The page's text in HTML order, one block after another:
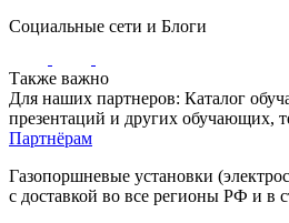
Социальные сети и Блоги
Также важно
Для наших партнеров: Каталог
презентаций и других обучающих,
Партнёрам
Газопоршневые установки
с доставкой во все регионы РФ и в